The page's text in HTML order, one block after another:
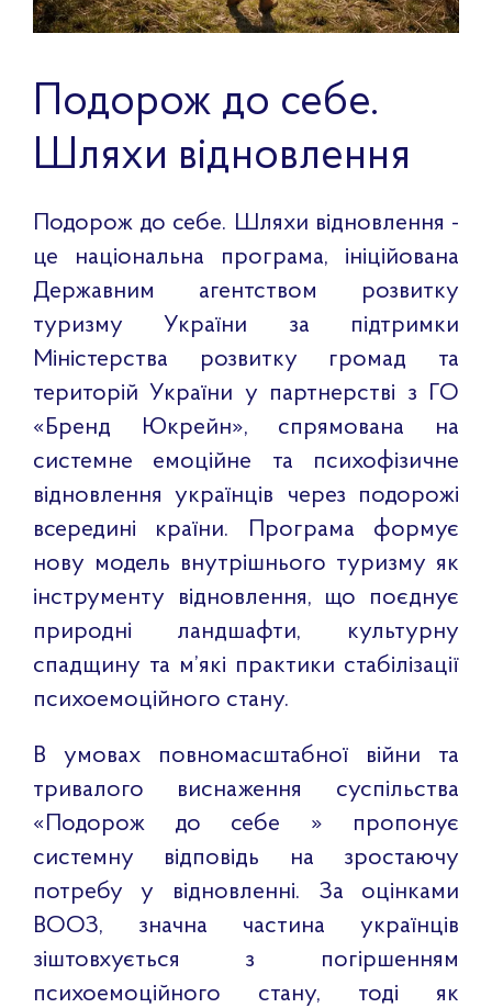
Подорож до себе.
Шляхи відновлення
Подорож до себе. Шляхи відновлення -
це національна програма, ініційована
Державним агентством розвитку
туризму України за підтримки
Міністерства розвитку громад та
територій України у партнерстві з ГО
«Бренд Юкрейн», спрямована на
системне емоційне та психофізичне
відновлення українців через подорожі
всередині країни. Програма формує
нову модель внутрішнього туризму як
інструменту відновлення, що поєднує
природні ландшафти, культурну
спадщину та м’які практики стабілізації
психоемоційного стану.
В умовах повномасштабної війни та
тривалого виснаження суспільства
«Подорож до себе » пропонує
системну відповідь на зростаючу
потребу у відновленні. За оцінками
ВООЗ, значна частина українців
зіштовхується з погіршенням
психоемоційного стану, тоді як